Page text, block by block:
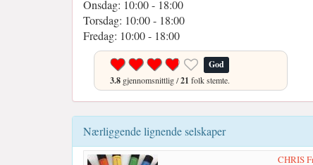
Onsdag: 10:00 - 18:00
Torsdag: 10:00 - 18:00
Fredag: 10:00 - 18:00
God
3.8 gjennomsnittlig /21 folk stemte.
Nærliggende lignende selskaper
CHRIS